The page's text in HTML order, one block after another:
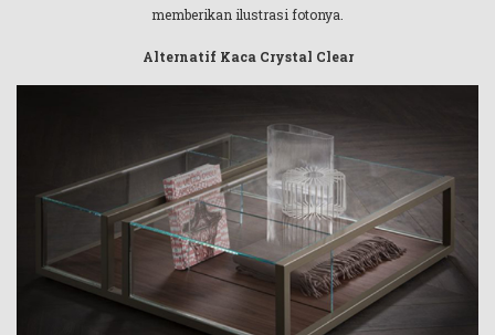
memberikan ilustrasi fotonya.
Alternatif Kaca Crystal Clear